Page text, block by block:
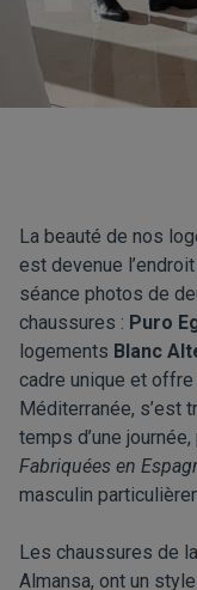
La beauté de nos
est devenue
séance photos de
chaussures : Puro
logements Blanc
cadre unique et
Méditerranée, s’est
temps d’une
Fabriquées en
masculin
Les chaussures de
Almansa, ont un